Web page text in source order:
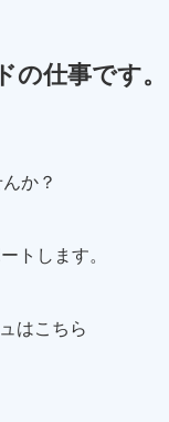
仕事です。
か？
トします。
はこちら